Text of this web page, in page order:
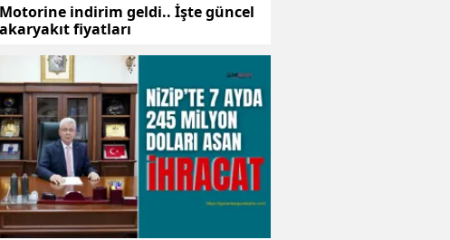
Motorine indirim geldi.. İşte güncel
akaryakıt fiyatları